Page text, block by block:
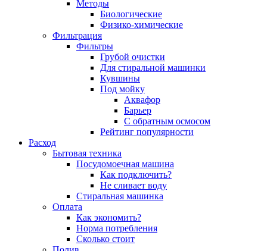
Методы
Биологические
Физико-химические
Фильтрация
Фильтры
Грубой очистки
Для стиральной машинки
Кувшины
Под мойку
Аквафор
Барьер
С обратным осмосом
Рейтинг популярности
Расход
Бытовая техника
Посудомоечная машина
Как подключить?
Не сливает воду
Стиральная машинка
Оплата
Как экономить?
Норма потребления
Сколько стоит